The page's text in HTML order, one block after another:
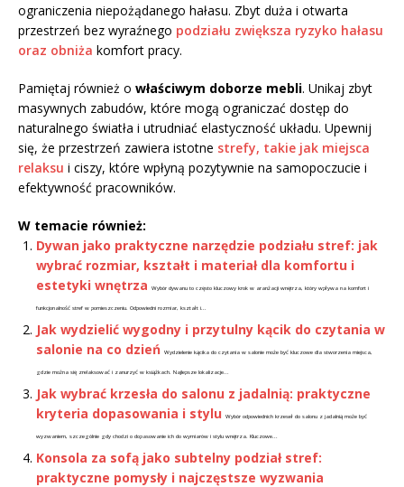
ograniczenia niepożądanego hałasu. Zbyt duża i otwarta
przestrzeń bez wyraźnego podziału zwiększa ryzyko hałasu
oraz obniża komfort pracy.
Pamiętaj również o właściwym doborze mebli. Unikaj zbyt
masywnych zabudów, które mogą ograniczać dostęp do
naturalnego światła i utrudniać elastyczność układu. Upewnij
się, że przestrzeń zawiera istotne strefy, takie jak miejsca
relaksu i ciszy, które wpłyną pozytywnie na samopoczucie i
efektywność pracowników.
W temacie również:
Dywan jako praktyczne narzędzie podziału stref: jak
wybrać rozmiar, kształt i materiał dla komfortu i
estetyki wnętrza
Wybór dywanu to często kluczowy krok w aranżacji wnętrza, który wpływa na komfort i
funkcjonalność stref w pomieszczeniu. Odpowiedni rozmiar, kształt i...
Jak wydzielić wygodny i przytulny kącik do czytania w
salonie na co dzień Wydzielenie kącika do czytania w salonie może być kluczowe dla stworzenia miejsca,
gdzie można się zrelaksować i zanurzyć w książkach. Najlepsze lokalizacje...
Jak wybrać krzesła do salonu z jadalnią: praktyczne
kryteria dopasowania i stylu
Wybór odpowiednich krzeseł do salonu z jadalnią może być
wyzwaniem, szczególnie gdy chodzi o dopasowanie ich do wymiarów i stylu wnętrza. Kluczowe...
Konsola za sofą jako subtelny podział stref:
praktyczne pomysły i najczęstsze wyzwania